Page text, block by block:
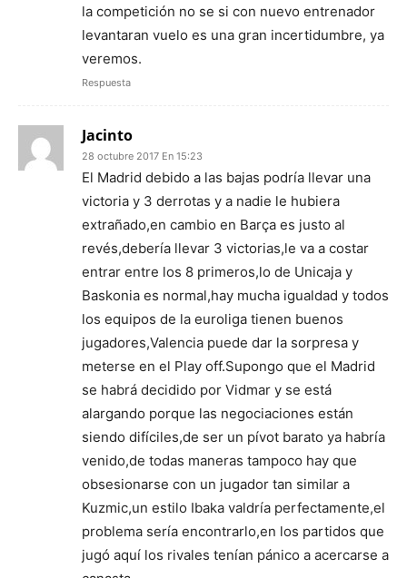
la competición no se si con nuevo entrenador
levantaran vuelo es una gran incertidumbre, ya
veremos.
Respuesta
Jacinto
28 octubre 2017 En 15:23
El Madrid debido a las bajas podría llevar una
victoria y 3 derrotas y a nadie le hubiera
extrañado,en cambio en Barça es justo al
revés,debería llevar 3 victorias,le va a costar
entrar entre los 8 primeros,lo de Unicaja y
Baskonia es normal,hay mucha igualdad y todos
los equipos de la euroliga tienen buenos
jugadores,Valencia puede dar la sorpresa y
meterse en el Play off.Supongo que el Madrid
se habrá decidido por Vidmar y se está
alargando porque las negociaciones están
siendo difíciles,de ser un pívot barato ya habría
venido,de todas maneras tampoco hay que
obsesionarse con un jugador tan similar a
Kuzmic,un estilo Ibaka valdría perfectamente,el
problema sería encontrarlo,en los partidos que
jugó aquí los rivales tenían pánico a acercarse a